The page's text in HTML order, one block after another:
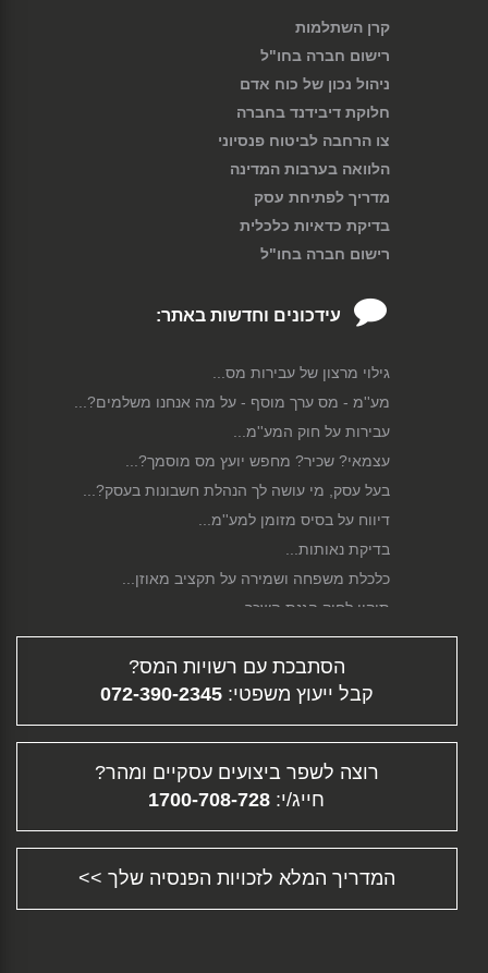
קרן השתלמות
רישום חברה בחו"ל
ניהול נכון של כוח אדם
חלוקת דיבידנד בחברה
צו הרחבה לביטוח פנסיוני
הלוואה בערבות המדינה
מדריך לפתיחת עסק
בדיקת כדאיות כלכלית
רישום חברה בחו"ל
עידכונים וחדשות באתר:
גילוי מרצון של עבירות מס...
מע''מ - מס ערך מוסף - על מה אנחנו משלמים?...
עבירות על חוק המע''מ...
עצמאי? שכיר? מחפש יועץ מס מוסמך?...
בעל עסק, מי עושה לך הנהלת חשבונות בעסק?...
דיווח על בסיס מזומן למע''מ...
בדיקת נאותות...
כלכלת משפחה ושמירה על תקציב מאוזן...
תיקון לחוק הגנת השכר...
סגירת עסק...
פירוק חברה...
גיוס הון...
דיווח מקוון...
פיצויי פיטורין...
הכנת דוחות מס - דוח שנתי והצהרת הון...
הסתבכת עם רשויות המס?
קבל ייעוץ משפטי:072-390-2345
רוצה לשפר ביצועים עסקיים ומהר?
חייג/י: 1700-708-728
המדריך המלא לזכויות הפנסיה שלך >>